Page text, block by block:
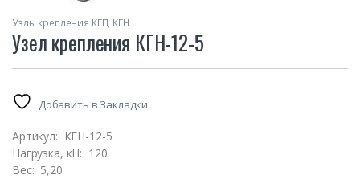
Узлы крепления КГП, КГН
Узел крепления КГН-12-5
Добавить в Закладки
Артикул: КГН-12-5
Нагрузка, кН: 120
Вес: 5,20